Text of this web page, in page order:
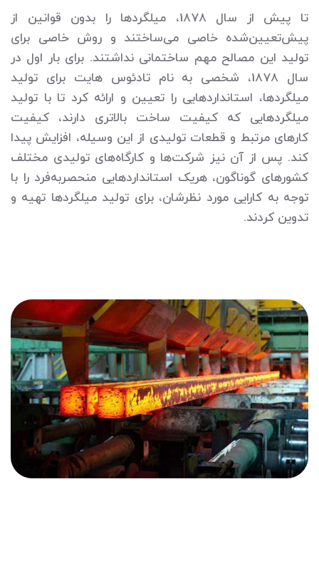
تا پیش از سال 1878، میلگردها را بدون قوانین از
پیش‌تعیین‌شده خاصی می‌ساختند و روش خاصی برای
تولید این مصالح مهم ساختمانی نداشتند. برای بار اول در
سال 1878، شخصی به نام تادئوس هایت برای تولید
میلگردها، استانداردهایی را تعیین و ارائه کرد تا با تولید
میلگردهایی که کیفیت ساخت بالاتری دارند، کیفیت
کارهای مرتبط و قطعات تولیدی از این وسیله، افزایش پیدا
کند. پس از آن نیز شرکت‌ها و کارگاه‌های تولیدی مختلف
کشورهای گوناگون، هریک استانداردهایی منحصربه‌فرد را با
توجه به کارایی مورد نظرشان، برای تولید میلگردها تهیه و
تدوین کردند.